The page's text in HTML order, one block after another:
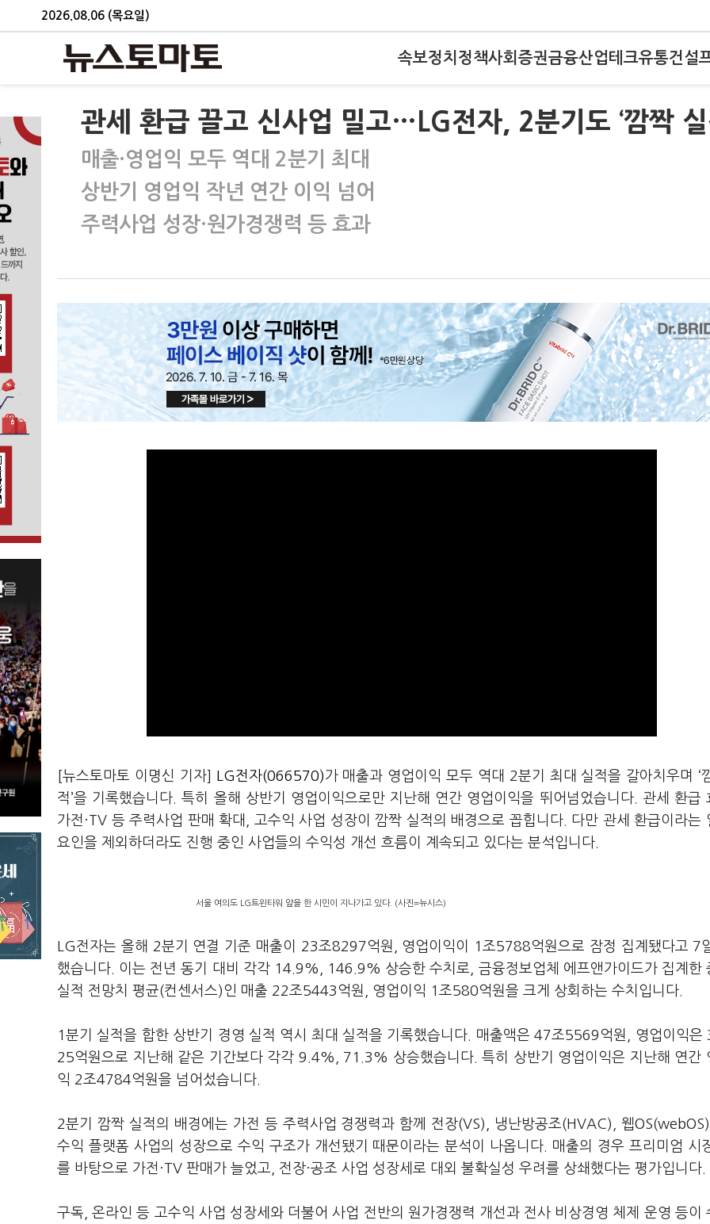
2026.08.06 (목요일)
속보정치 정책사회 증권금융산업테크유통건설
관세 환급 끌고 신사업 밀고…LG전자, 2분기도 ‘깜짝 실
매출·영업익 모두 역대 2분기 최대
상반기 영업익 작년 연간 이익 넘어
주력사업 성장·원가경쟁력 등 효과
[뉴스토마토 이명신 기자] LG전자(066570)가 매출과 영업이익 모두 역대 2분기 최대 실적을 갈아치우며 ‘
적’을 기록했습니다. 특히 올해 상반기 영업이익으로만 지난해 연간 영업이익을 뛰어넘었습니다. 관세 환급
가전·TV 등 주력사업 판매 확대, 고수익 사업 성장이 깜짝 실적의 배경으로 꼽힙니다. 다만 관세 환급이라는
요인을 제외하더라도 진행 중인 사업들의 수익성 개선 흐름이 계속되고 있다는 분석입니다.
서울 여의도 LG트윈타워 앞을 한 시민이 지나가고 있다. (사진=뉴시스)
LG전자는 올해 2분기 연결 기준 매출이 23조8297억원, 영업이익이 1조5788억원으로 잠정 집계됐다고 7
했습니다. 이는 전년 동기 대비 각각 14.9%, 146.9% 상승한 수치로, 금융정보업체 에프앤가이드가 집계한
실적 전망치 평균(컨센서스)인 매출 22조5443억원, 영업이익 1조580억원을 크게 상회하는 수치입니다.
1분기 실적을 합한 상반기 경영 실적 역시 최대 실적을 기록했습니다. 매출액은 47조5569억원, 영업이익은
25억원으로 지난해 같은 기간보다 각각 9.4%, 71.3% 상승했습니다. 특히 상반기 영업이익은 지난해 연간
익 2조4784억원을 넘어섰습니다.
2분기 깜짝 실적의 배경에는 가전 등 주력사업 경쟁력과 함께 전장(VS), 냉난방공조(HVAC), 웹
수익 플랫폼 사업의 성장으로 수익 구조가 개선됐기 때문이라는 분석이 나옵니다. 매출의 경우 프리미엄 시
를 바탕으로 가전·TV 판매가 늘었고, 전장·공조 사업 성장세로 대외 불확실성 우려를 상쇄했다는 평가입니다.
구독, 온라인 등 고수익 사업 성장세와 더불어 사업 전반의 원가경쟁력 개선과 전사 비상경영 체제 운영 등이